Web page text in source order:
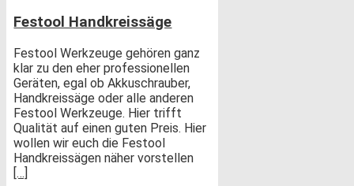
Festool Handkreissäge
Festool Werkzeuge gehören ganz
klar zu den eher professionellen
Geräten, egal ob Akkuschrauber,
Handkreissäge oder alle anderen
Festool Werkzeuge. Hier trifft
Qualität auf einen guten Preis. Hier
wollen wir euch die Festool
Handkreissägen näher vorstellen
[…]